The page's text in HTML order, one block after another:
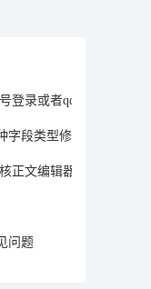
登录或者qq账号登录获
字段类型修改方法
正文编辑器是源码模式
问题